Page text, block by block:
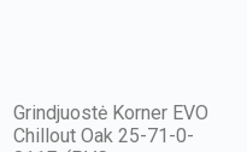
Grindjuostė Korner EVO
Chillout Oak 25-71-0-